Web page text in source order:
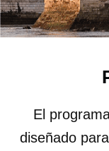
El
diseñado